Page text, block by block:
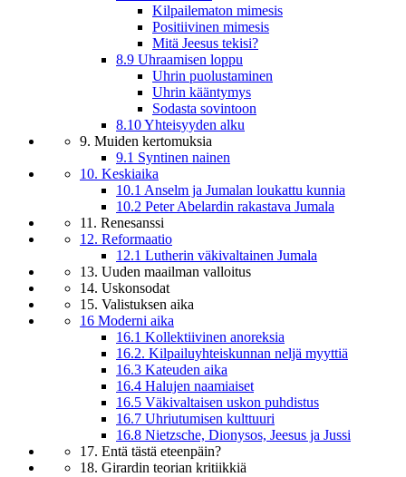
Kilpailematon mimesis
Positiivinen mimesis
Mitä Jeesus tekisi?
8.9 Uhraamisen loppu
Uhrin puolustaminen
Uhrin kääntymys
Sodasta sovintoon
8.10 Yhteisyyden alku
9. Muiden kertomuksia
9.1 Syntinen nainen
10. Keskiaika
10.1 Anselm ja Jumalan loukattu kunnia
10.2 Peter Abelardin rakastava Jumala
11. Renesanssi
12. Reformaatio
12.1 Lutherin väkivaltainen Jumala
13. Uuden maailman valloitus
14. Uskonsodat
15. Valistuksen aika
16 Moderni aika
16.1 Kollektiivinen anoreksia
16.2. Kilpailuyhteiskunnan neljä myyttiä
16.3 Kateuden aika
16.4 Halujen naamiaiset
16.5 Väkivaltaisen uskon puhdistus
16.7 Uhriutumisen kulttuuri
16.8 Nietzsche, Dionysos, Jeesus ja Jussi
17. Entä tästä eteenpäin?
18. Girardin teorian kritiikkiä